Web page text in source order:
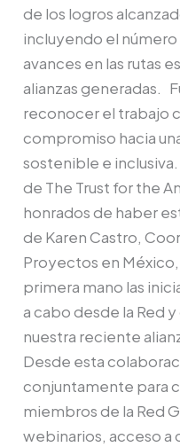
de los logros
incluyendo el
avances en las rutas
alianzas generadas.
reconocer el trabajo
compromiso hacia
sostenible e
de The Trust for the
honrados de haber
de Karen Castro,
Proyectos en
primera mano las
a cabo desde la Red
nuestra reciente
Desde esta
conjuntamente para
miembros de la Red
webinarios, acceso a